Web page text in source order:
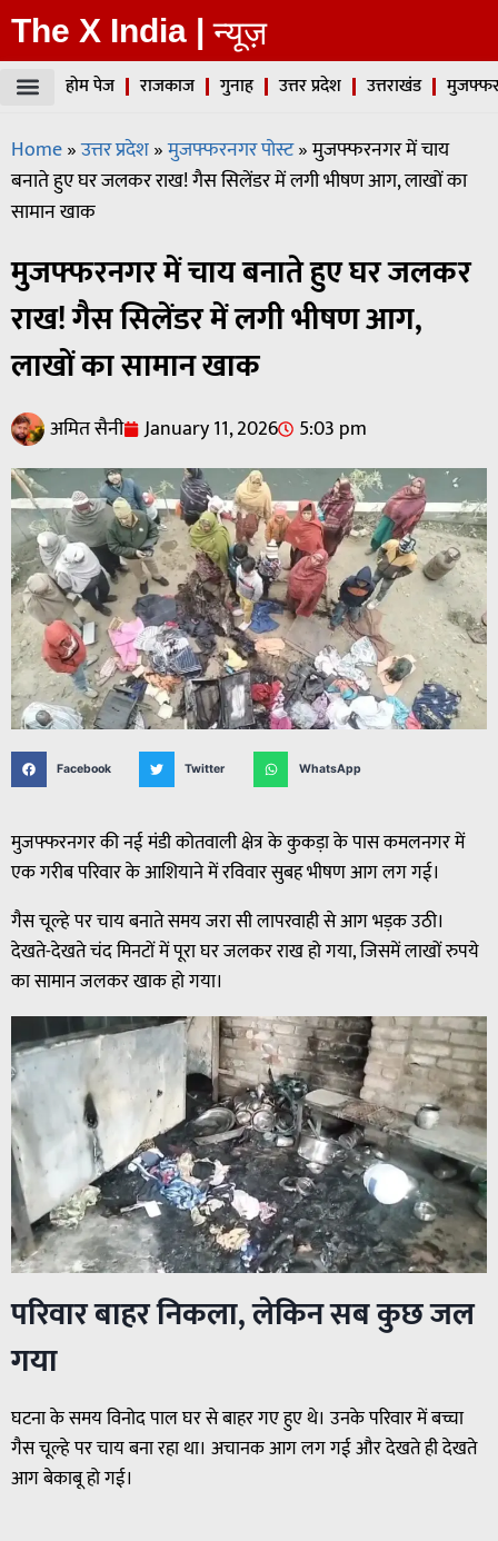
The X India | न्यूज़
होम पेज राजकाज गुनाह उत्तर प्रदेश उत्तराखंड
Home»उत्तर प्रदेश»मुजफ्फरनगर पोस्ट»मुजफ्फरनगर में चाय
बनाते हुए घर जलकर राख! गैस सिलेंडर में लगी भीषण आग, लाखों का
सामान खाक
मुजफ्फरनगर में चाय बनाते हुए घर जलकर
राख! गैस सिलेंडर में लगी भीषण आग,
लाखों का सामान खाक
अमित सैनी January 11, 2026 5:03 pm
Facebook Twitter WhatsApp
मुजफ्फरनगर की नई मंडी कोतवाली क्षेत्र के कुकड़ा के पास कमलनगर में
एक गरीब परिवार के आशियाने में रविवार सुबह भीषण आग लग गई।
गैस चूल्हे पर चाय बनाते समय जरा सी लापरवाही से आग भड़क उठी।
देखते-देखते चंद मिनटों में पूरा घर जलकर राख हो गया, जिसमें लाखों रुपये
का सामान जलकर खाक हो गया।
परिवार बाहर निकला, लेकिन सब कुछ जल
गया
घटना के समय विनोद पाल घर से बाहर गए हुए थे। उनके परिवार में बच्चा
गैस चूल्हे पर चाय बना रहा था। अचानक आग लग गई और देखते ही देखते
आग बेकाबू हो गई।